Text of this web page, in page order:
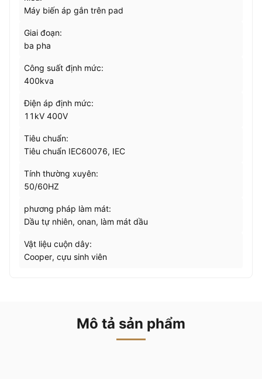
Máy biến áp gắn trên pad
Giai đoạn:
ba pha
Công suất định mức:
400kva
Điện áp định mức:
11kV 400V
Tiêu chuẩn:
Tiêu chuẩn IEC60076, IEC
Tính thường xuyên:
50/60HZ
phương pháp làm mát:
Dầu tự nhiên, onan, làm mát dầu
Vật liệu cuộn dây:
Cooper, cựu sinh viên
Mô tả sản phẩm